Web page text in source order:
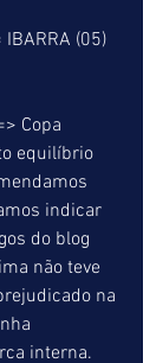
IBARRA (05)
Copa
equilíbrio
indicar
do blog
não teve
na
interna.